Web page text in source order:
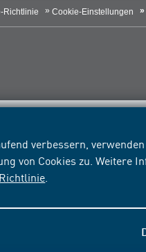
verbessern, verwenden
von Cookies zu. Weitere
Richtlinie Cookie-Einstellungen